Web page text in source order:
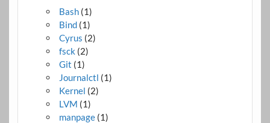
Bash (1)
Bind (1)
Cyrus (2)
fsck (2)
Git (1)
Journalctl (1)
Kernel (2)
LVM (1)
manpage (1)